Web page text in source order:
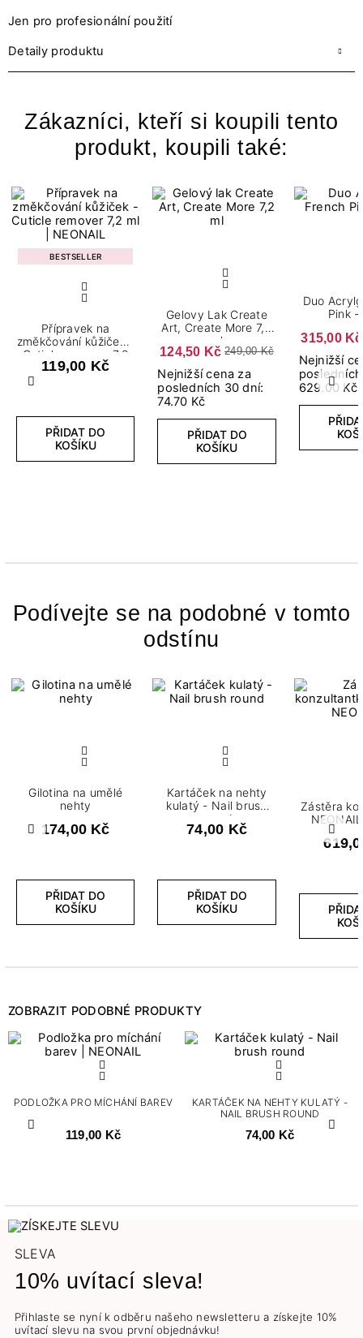
Jen pro profesionální použití
Detaily produktu
Zákazníci, kteří si koupili tento
produkt, koupili také:
Předchozí Další
BESTSELLER
Přípravek na
změkčování kůžiček -
Cuticle remover 7,2
ml
119,00 Kč
PŘIDAT DO
KOŠÍKU
Gelovy Lak Create
Art, Create More 7,2
ml
124,50 Kč 249,00 Kč
Nejnižší cena za
posledních 30 dní:
74.70 Kč
PŘIDAT DO
KOŠÍKU
Duo
Pink
315,00 Kč
Nejnižší
629.00 Kč
Podívejte se na podobné v tomto
odstínu
Předchozí Další
Gilotina na umělé
nehty
174,00 Kč
PŘIDAT DO
KOŠÍKU
Kartáček na nehty
kulatý - Nail brush
round
74,00 Kč
PŘIDAT DO
KOŠÍKU
Zástěra
ZOBRAZIT PODOBNÉ PRODUKTY
Předchozí Další
PODLOŽKA PRO MÍCHÁNÍ BAREV
119,00 Kč
KARTÁČEK NA NEHTY KULATÝ -
NAIL BRUSH ROUND
74,00 Kč
SLEVA
10% uvítací sleva!
Přihlaste se nyní k odběru našeho newsletteru a získejte 10%
uvítací slevu na svou první objednávku!